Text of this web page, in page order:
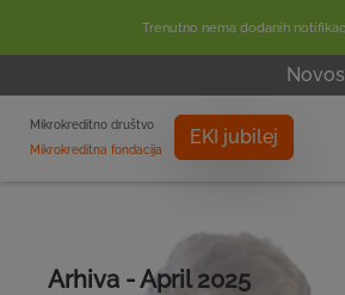
Trenutno nema dodanih
Mikrokreditno društvo
Mikrokreditna fondacija
EKI jubilej
Arhiva - April 2025